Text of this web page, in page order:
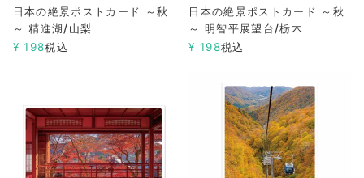
日本の絶景ポストカード ～秋
～ 精進湖/山梨
¥ 198税込
日本の絶景ポストカード ～秋
～ 明智平展望台/栃木
¥ 198税込